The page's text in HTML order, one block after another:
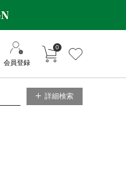
会員登録
カートに入れる
0
詳細検索